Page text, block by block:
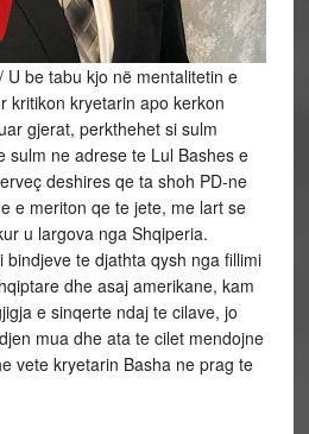
U be tabu kjo në mentalitetin e
kritikon kryetarin apo kerkon
gjerat, perkthehet si sulm
sulm ne adrese te Lul Bashes e
deshires qe ta shoh PD-ne
e meriton qe te jete, me lart se
u largova nga Shqiperia.
te djathta qysh nga fillimi
dhe asaj amerikane, kam
e sinqerte ndaj te cilave, jo
mua dhe ata te cilet mendojne
vete kryetarin Basha ne prag te